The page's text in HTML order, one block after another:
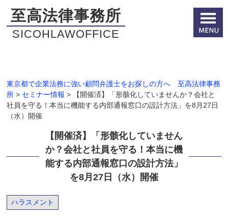
至高法律事務所
SICOHLAWOFFICE
東京都で企業法務に強い顧問弁護士をお探しの方へ 至高法律事務
所 > セミナー情報 >
【開催済】「形骸化していませんか？会社と
社員を守る！本当に機能する内部通報窓口の設計方法」を8月27日
（水）開催
【開催済】「形骸化していません
か？会社と社員を守る！本当に機
能する内部通報窓口の設計方法」
を8月27日（水）開催
ハラスメント